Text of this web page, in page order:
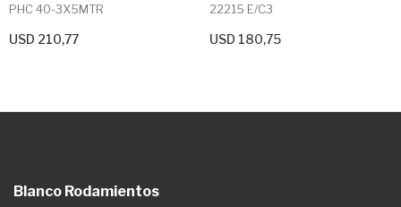
PHC 40-3X5MTR
USD 210,77
+ Agregar Al Carrito
22215 E/C3
USD 180,75
+ Agregar Al Carrito
Blanco Rodamientos